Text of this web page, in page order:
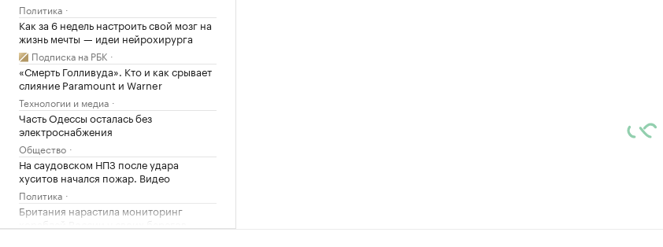
Политика
Как за 6 недель настроить свой мозг на
жизнь мечты — идеи нейрохирурга
Подписка на РБК
«Смерть Голливуда». Кто и как срывает
слияние Paramount и Warner
Технологии и медиа
Часть Одессы осталась без
электроснабжения
Общество
На саудовском НПЗ после удара
хуситов начался пожар. Видео
Политика
Британия нарастила мониторинг
кораблей России у своих берегов